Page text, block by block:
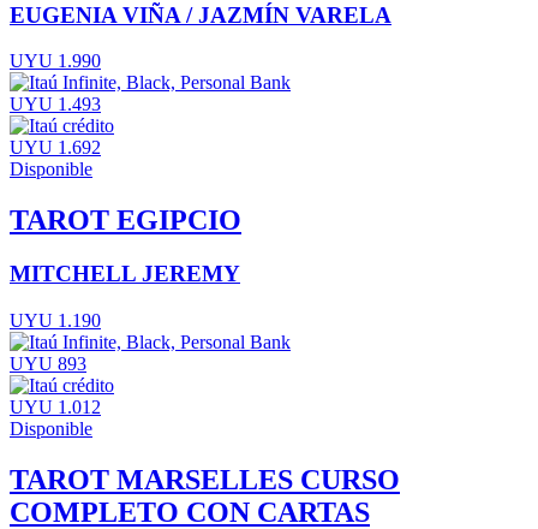
EUGENIA VIÑA / JAZMÍN VARELA
UYU 1.990
UYU 1.493
UYU 1.692
Disponible
TAROT EGIPCIO
MITCHELL JEREMY
UYU 1.190
UYU 893
UYU 1.012
Disponible
TAROT MARSELLES CURSO
COMPLETO CON CARTAS